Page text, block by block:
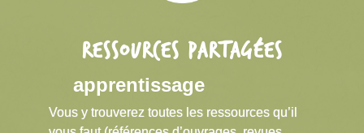
RESSOURCES PARTAGÉES
apprentissage
Vous y trouverez toutes les ressources qu’il